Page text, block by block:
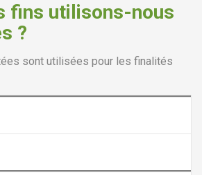
fins utilisons-nous
?
sont utilisées pour les finalités